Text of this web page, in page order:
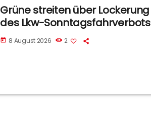
Grüne streiten über Lockerung
des Lkw-Sonntagsfahrverbots
today 8 August 2026 2